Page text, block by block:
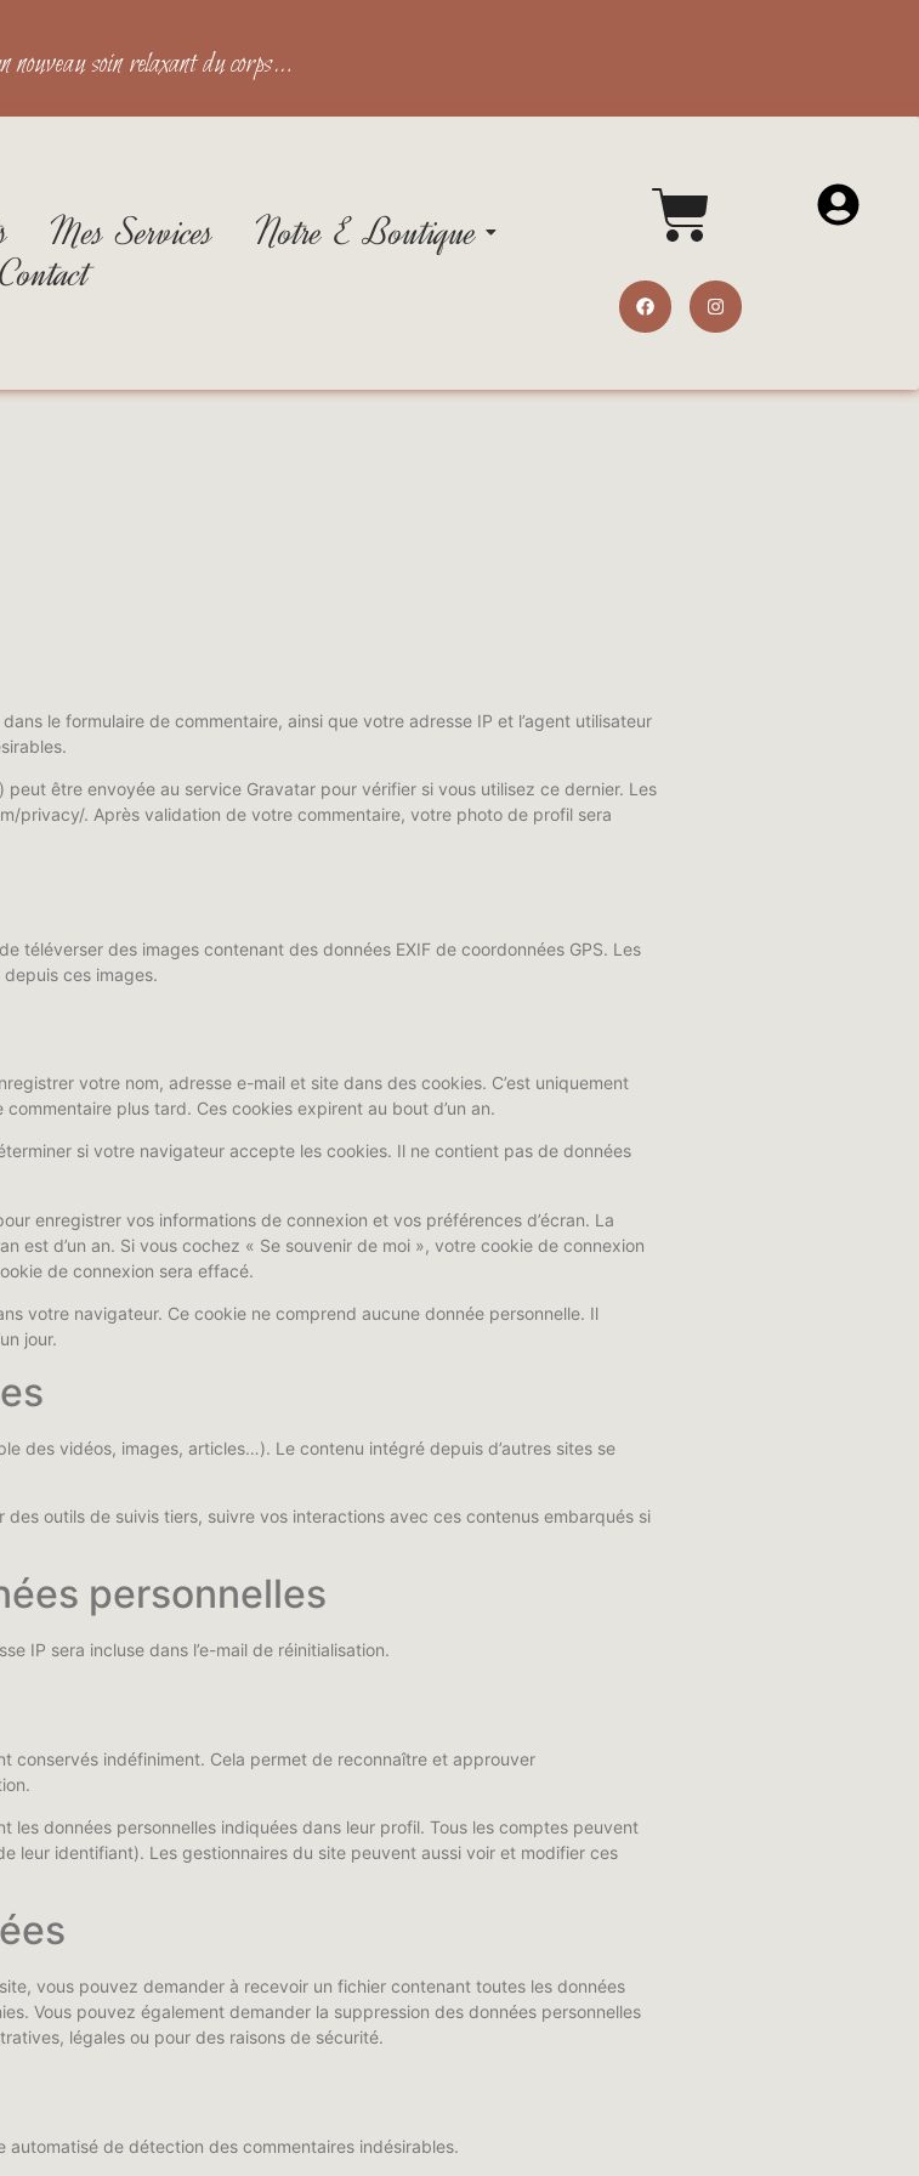
soin relaxant du corps…
Mes Services
Notre E Boutique
Contact
le formulaire de commentaire, ainsi que votre adresse IP et l’agent utilisateur
être envoyée au service Gravatar pour vérifier si vous utilisez ce dernier. Les
privacy/. Après validation de votre commentaire, votre photo de profil sera
téléverser des images contenant des données EXIF de coordonnées GPS. Les
ces images.
votre nom, adresse e-mail et site dans des cookies. C’est uniquement
plus tard. Ces cookies expirent au bout d’un an.
si votre navigateur accepte les cookies. Il ne contient pas de données
enregistrer vos informations de connexion et vos préférences d’écran. La
est d’un an. Si vous cochez « Se souvenir de moi », votre cookie de connexion
de connexion sera effacé.
votre navigateur. Ce cookie ne comprend aucune donnée personnelle. Il
jour.
des vidéos, images, articles…). Le contenu intégré depuis d’autres sites se
outils de suivis tiers, suivre vos interactions avec ces contenus embarqués si
personnelles
IP sera incluse dans l’e-mail de réinitialisation.
conservés indéfiniment. Cela permet de reconnaître et approuver
les données personnelles indiquées dans leur profil. Tous les comptes peuvent
leur identifiant). Les gestionnaires du site peuvent aussi voir et modifier ces
vous pouvez demander à recevoir un fichier contenant toutes les données
Vous pouvez également demander la suppression des données personnelles
légales ou pour des raisons de sécurité.
automatisé de détection des commentaires indésirables.